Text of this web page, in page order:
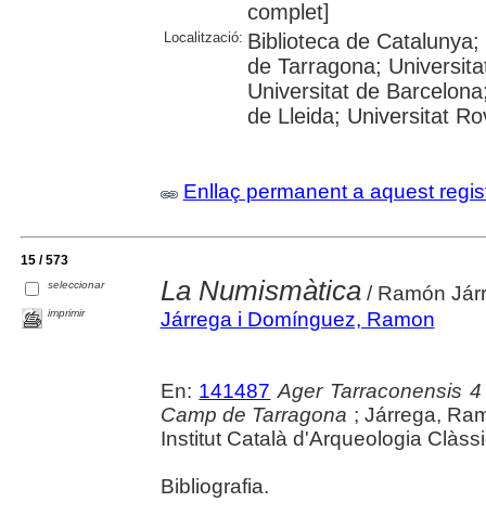
complet]
Localització: Biblioteca de
de Tarragona;
Universitat de
de Lleida; Universitat
Enllaç permanent a aquest
15 / 573
seleccionar
imprimir
La Numismàtica/ Ramón
Járrega i Domínguez, Ramon
En: 141487 Ager Tarraconensis
Camp de Tarragona ; Járrega,
Institut Català d'Arqueologia
Bibliografia.